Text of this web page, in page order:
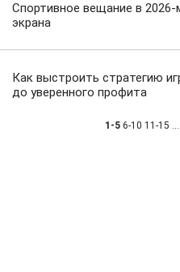
Спортивное вещание в
экрана
Как выстроить стратегию
до уверенного профита
1-5 6-10 11-15 ...